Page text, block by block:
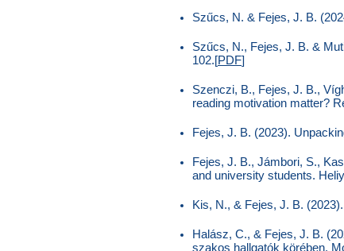
Szűcs, N. & Fejes, J. B.
Szűcs, N., Fejes, J. B. &
102.[PDF]
Szenczi, B., Fejes, J. B.,
reading motivation matter?
Fejes, J. B. (2023).
Fejes, J. B., Jámbori, S.,
and university students.
Kis, N., & Fejes, J. B.
Halász, C., & Fejes, J. B.
szakos hallgatók körében.